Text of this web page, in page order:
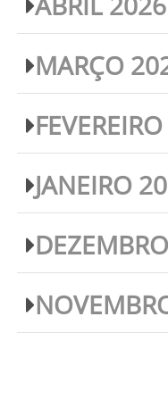
MARÇO
JANEIRO